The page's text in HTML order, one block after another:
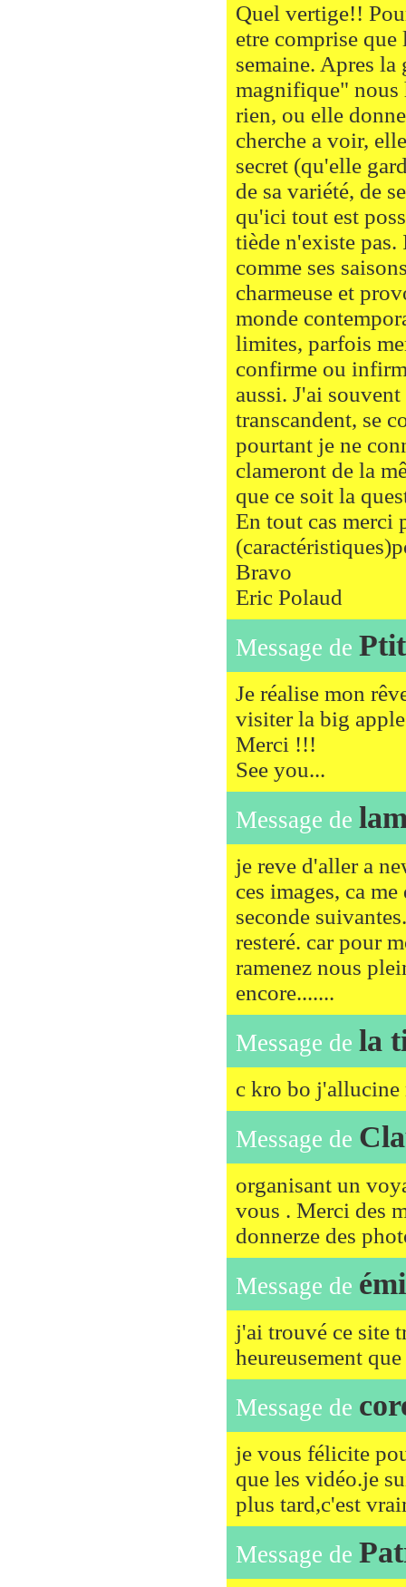
Quel vertige!!
etre comprise
semaine. Apres
magnifique" nous
rien, ou elle
cherche a voir,
secret (qu'elle
de sa variété, de
qu'ici tout est
tiède n'existe
comme ses
charmeuse et
monde
limites, parfois
confirme ou
aussi. J'ai
transcandent, se
pourtant je ne
clameront de la
que ce soit la
En tout cas merci
Bravo
Eric Polaud
Message de
Je réalise mon
visiter la big
Merci !!!
See you...
Message de
je reve d'aller a
ces images, ca
seconde
resteré. car pour
ramenez nous
encore.......
Message de la
c kro bo
Message de
organisant un
vous . Merci des
donnerze des
Message de
j'ai trouvé ce site
heureusement
Message de
je vous félicite
que les vidéo.je
plus tard,c'est
Message de